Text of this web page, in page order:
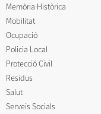
Memòria Històrica
Mobilitat
Ocupació
Policia Local
Protecció Civil
Residus
Salut
Serveis Socials